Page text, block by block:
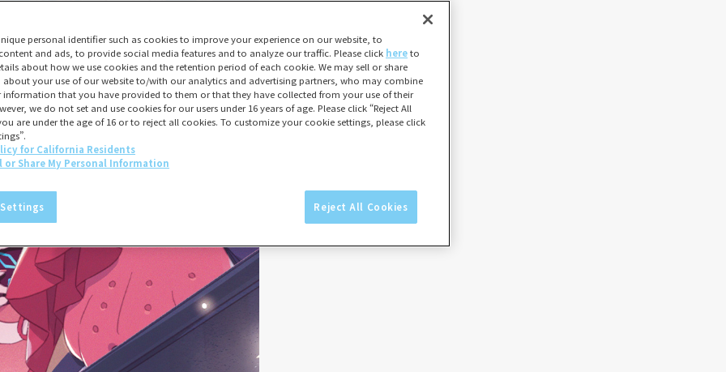
personal identifier such as cookies to improve your experience on our website, to
and ads, to provide social media features and to analyze our traffic. Please click hereto
about how we use cookies and the retention period of each cookie. We may sell or share
your use of our website to/with our analytics and advertising partners, who may combine
that you have provided to them or that they have collected from your use of their
we do not set and use cookies for our users under 16 years of age. Please click “Reject All
are under the age of 16 or to reject all cookies. To customize your cookie settings, please click
for California Residents
or Share My Personal Information
Reject All Cookies